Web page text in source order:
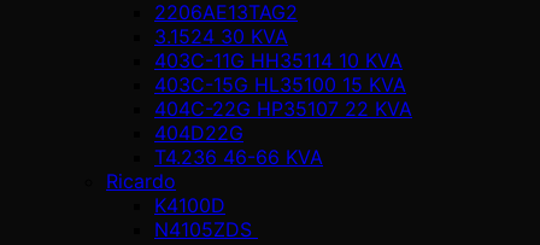
2206AE13TAG2
3.1524 30 KVA
403C-11G HH35114 10 KVA
403C-15G HL35100 15 KVA
404C-22G HP35107 22 KVA
404D22G
T4.236 46-66 KVA
Ricardo
K4100D
N4105ZDS